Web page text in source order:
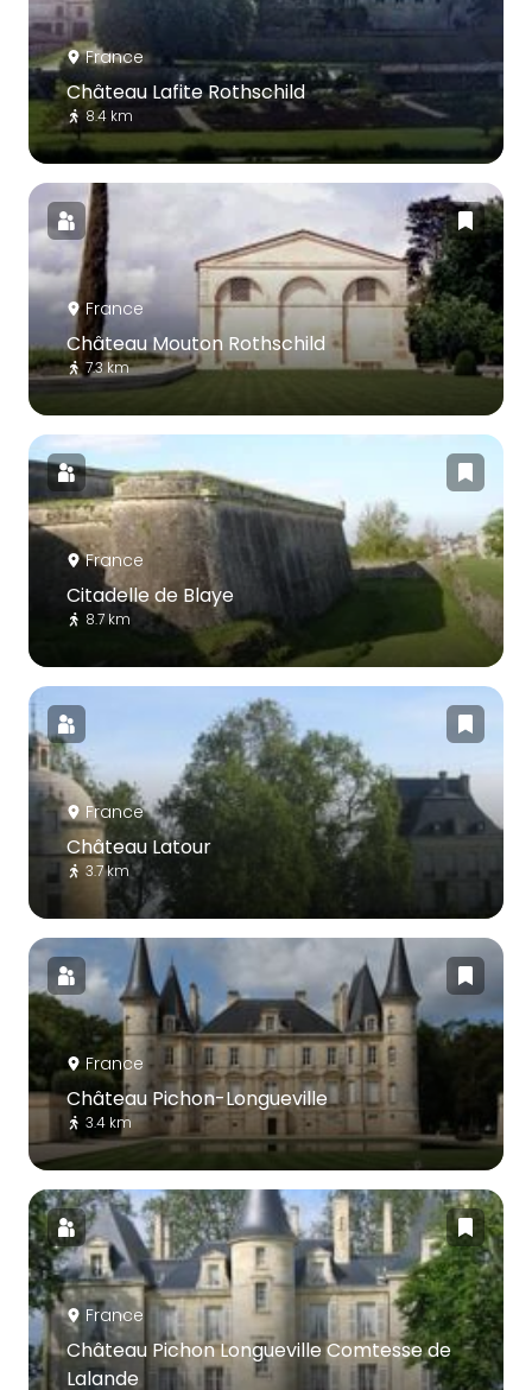
France
Château Lafite Rothschild
8.4 km
France
Château Mouton Rothschild
7.3 km
France
Citadelle de Blaye
8.7 km
France
Château Latour
3.7 km
France
Château Pichon-Longueville
3.4 km
France
Château Pichon Longueville Comtesse de
Lalande